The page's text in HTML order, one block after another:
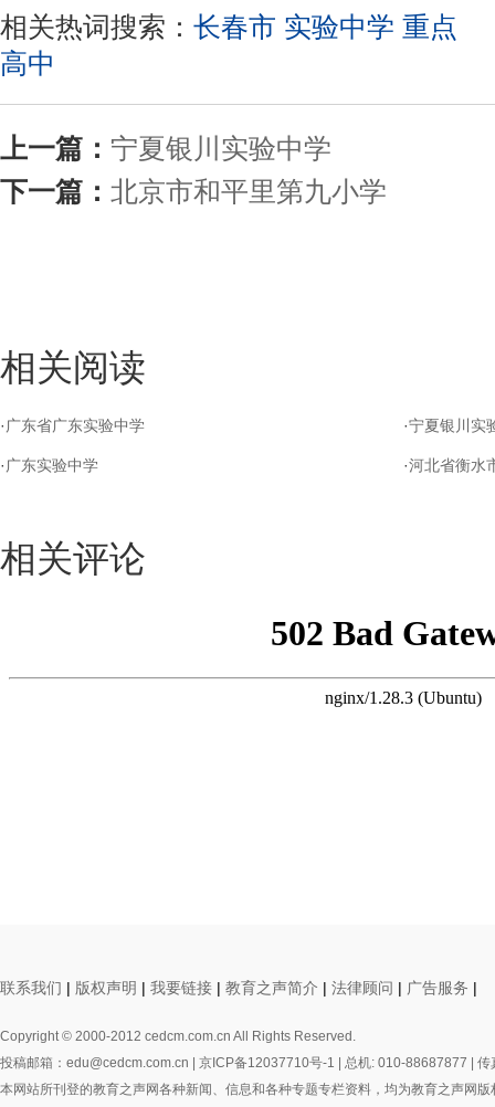
相关热词搜索： 长春市 实验中学 重点
高中
上一篇： 宁夏银川实验中学
下一篇： 北京市和平里第九小学
相关阅读
· 广东省广东实验中学 ·宁夏银川实
· 广东实验中学 ·河北省衡水
相关评论
联系我们 | 版权声明 | 我要链接 | 教育之声简介 | 法律顾问 | 广告服务 |
Copyright © 2000-2012 cedcm.com.cn All Rights Reserved.
投稿邮箱：edu@cedcm.com.cn | 京ICP备12037710号-1 | 总机: 010-88687877 |
本网站所刊登的教育之声网各种新闻、信息和各种专题专栏资料，均为教育之声网